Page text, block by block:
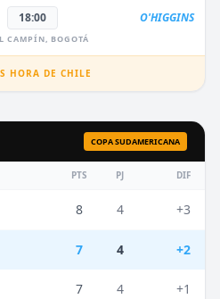
18:00 O'HIGGINS
CAMPÍN, BOGOTÁ
HORA DE CHILE
COPA SUDAMERICANA
PTS PJ DIF
8 4 +3
7 4 +2
7 4 +1